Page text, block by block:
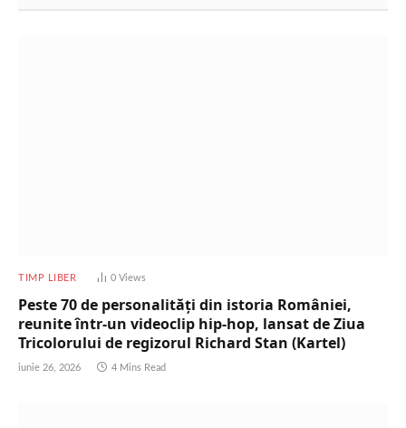
TIMP LIBER 0 Views
Peste 70 de personalități din istoria României,
reunite într-un videoclip hip-hop, lansat de Ziua
Tricolorului de regizorul Richard Stan (Kartel)
iunie 26, 2026 4 Mins Read